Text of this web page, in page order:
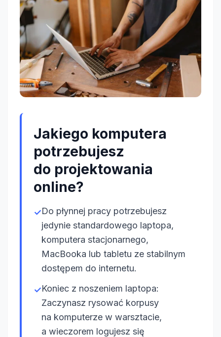
Jakiego komputera
potrzebujesz
do projektowania
online?
✓Do płynnej pracy potrzebujesz
jedynie standardowego laptopa,
komputera stacjonarnego,
MacBooka lub tabletu ze stabilnym
dostępem do internetu.
✓Koniec z noszeniem laptopa:
Zaczynasz rysować korpusy
na komputerze w warsztacie,
a wieczorem logujesz się